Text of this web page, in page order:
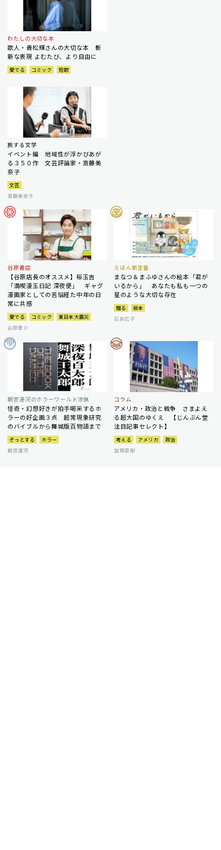
わたしの大切な本
歌人・青松輝さんの大切な本 斬
新な表現 よむたび、より自由に
愛でる コミック 短歌
旅する文学
イベント編 地域性が浮かびあが
る３５０作 文芸評論家・斎藤美
奈子
文芸
斎藤美奈子
谷原書店
【谷原店長のオススメ】桜玉吉
「満喫漫玉日記 深夜便」 ギャグ
漫画家としての苦悩経た中年の日
常に共感
愛でる コミック
東日本大震災
谷原章介
えほん新定番
まなつ＆まふゆさんの絵本「君が
いるから」 あなたも私も一つの
星のような大切な存在
贈る
絵本
石井広子
朝宮運河のホラーワールド渉猟
怪奇・幻想好きが拍手喝采するホ
ラーの好企画３点 超常現象研究
のバイブルから舞城版百物語まで
ぞっとする
ホラー
朝宮運河
コラム
アメリカ・政治と戦争 さまよえ
る超大国のゆくえ 【じんぶん堂
注目記事セレクト】
考える アメリカ
政治
加賀直樹